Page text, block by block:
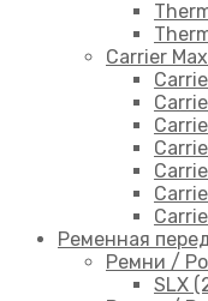
Carrier
Ременная
Ремни /
SLX